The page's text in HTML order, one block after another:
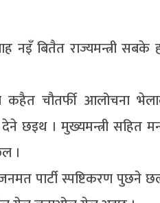
नइँ बितैत राज्यमन्त्री सबके
कहैत चौतर्फी आलोचना
छइथ । मुख्यमन्त्री सहित
।
पार्टी स्पष्टिकरण पुछने